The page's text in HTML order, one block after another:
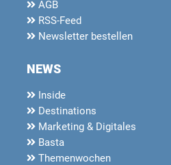
AGB
RSS-Feed
Newsletter bestellen
NEWS
Inside
Destinations
Marketing & Digitales
Basta
Themenwochen